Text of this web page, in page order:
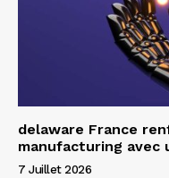
delaware France
manufacturing avec
7 Juillet 2026